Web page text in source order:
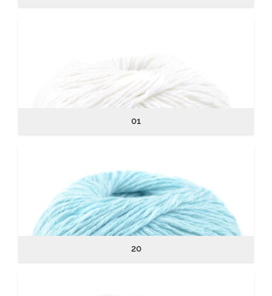
01
20